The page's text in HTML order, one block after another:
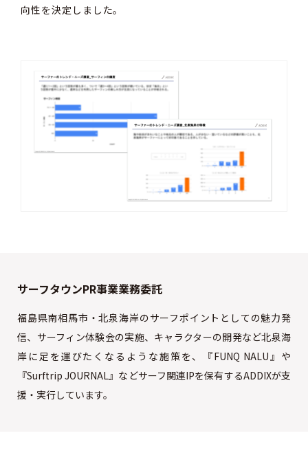
向性を決定しました。
サーフタウンPR事業業務委託
福島県南相馬市・北泉海岸のサーフポイントとしての魅力発
信、サーフィン体験会の実施、キャラクターの開発など北泉海
岸に足を運びたくなるような施策を、『FUNQ NALU』や
『Surftrip JOURNAL』などサーフ関連IPを保有するADDIXが支
援・実行しています。